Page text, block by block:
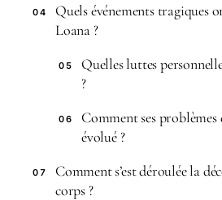
04
Quels événements tragiques
Loana ?
05
Quelles luttes
?
06
Comment ses
évolué ?
07
Comment s’est déroulée la
corps ?